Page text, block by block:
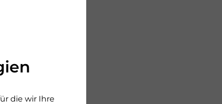
die wir Ihre